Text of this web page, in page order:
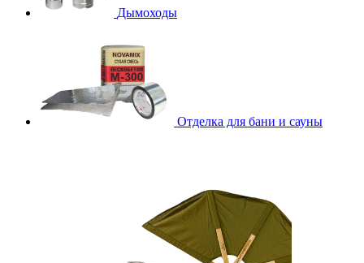
Дымоходы
Отделка для бани и сауны